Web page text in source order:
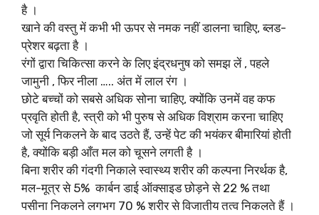
है ।
खाने की वस्तु में कभी भी ऊपर से नमक नहीं डालना चाहिए, ब्लड-
प्रेशर बढ़ता है ।
रंगों द्वारा चिकित्सा करने के लिए इंद्रधनुष को समझ लें , पहले
जामुनी , फिर नीला ….. अंत में लाल रंग ।
छोटे बच्चों को सबसे अधिक सोना चाहिए, क्योंकि उनमें वह कफ
प्रवृति होती है, स्त्री को भी पुरुष से अधिक विश्राम करना चाहिए
जो सूर्य निकलने के बाद उठते हैं, उन्हें पेट की भयंकर बीमारियां होती
है, क्योंकि बड़ी आँत मल को चूसने लगती है ।
बिना शरीर की गंदगी निकाले स्वास्थ्य शरीर की कल्पना निरर्थक है,
मल-मूत्र से 5% कार्बन डाई ऑक्साइड छोड़ने से 22 % तथा
पसीना निकलने लगभग 70 % शरीर से विजातीय तत्व निकलते हैं ।